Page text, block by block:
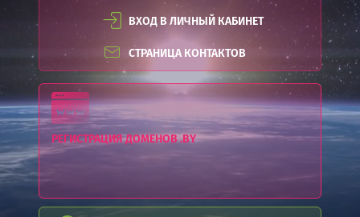
ВХОД В ЛИЧНЫЙ КАБИНЕТ
СТРАНИЦА КОНТАКТОВ
РЕГИСТРАЦИЯ ДОМЕНОВ .BY